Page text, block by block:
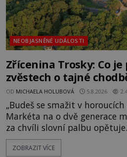
NEOBJASNĚNÉ UDÁLOSTI
Zřícenina Trosky: Co
zvěstech o tajné
OD MICHAELA HOLUBOVÁ 5.8.2026
„Budeš se smažit v
Markéta na o dvě generace
za chvíli slovní palbu
katolička, druhá přesvědčená
nich se usídlí na jedné z věží
ZOBRAZIT VÍCE